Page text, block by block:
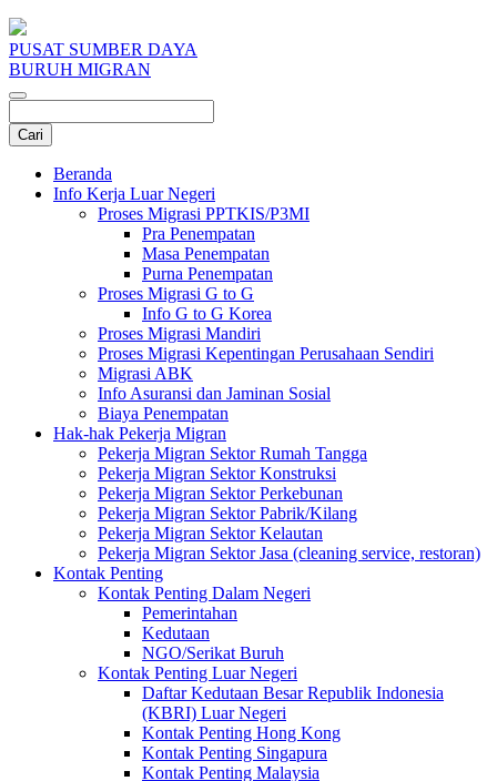
PUSAT SUMBER DAYA
BURUH MIGRAN
Beranda
Info Kerja Luar Negeri
Proses Migrasi PPTKIS/P3MI
Pra Penempatan
Masa Penempatan
Purna Penempatan
Proses Migrasi G to G
Info G to G Korea
Proses Migrasi Mandiri
Proses Migrasi Kepentingan Perusahaan Sendiri
Migrasi ABK
Info Asuransi dan Jaminan Sosial
Biaya Penempatan
Hak-hak Pekerja Migran
Pekerja Migran Sektor Rumah Tangga
Pekerja Migran Sektor Konstruksi
Pekerja Migran Sektor Perkebunan
Pekerja Migran Sektor Pabrik/Kilang
Pekerja Migran Sektor Kelautan
Pekerja Migran Sektor Jasa (cleaning service, restoran)
Kontak Penting
Kontak Penting Dalam Negeri
Pemerintahan
Kedutaan
NGO/Serikat Buruh
Kontak Penting Luar Negeri
Daftar Kedutaan Besar Republik Indonesia
(KBRI) Luar Negeri
Kontak Penting Hong Kong
Kontak Penting Singapura
Kontak Penting Malaysia